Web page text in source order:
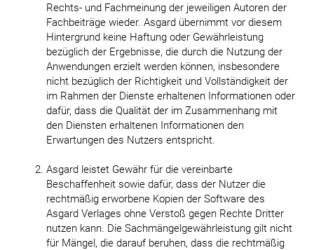
Rechts- und Fachmeinung der jeweiligen Autoren der
Fachbeiträge wieder. Asgard übernimmt vor diesem
Hintergrund keine Haftung oder Gewährleistung
bezüglich der Ergebnisse, die durch die Nutzung der
Anwendungen erzielt werden können, insbesondere
nicht bezüglich der Richtigkeit und Vollständigkeit der
im Rahmen der Dienste erhaltenen Informationen oder
dafür, dass die Qualität der im Zusammenhang mit
den Diensten erhaltenen Informationen den
Erwartungen des Nutzers entspricht.
Asgard leistet Gewähr für die vereinbarte
Beschaffenheit sowie dafür, dass der Nutzer die
rechtmäßig erworbene Kopien der Software des
Asgard Verlages ohne Verstoß gegen Rechte Dritter
nutzen kann. Die Sachmängelgewährleistung gilt nicht
für Mängel, die darauf beruhen, dass die rechtmäßig